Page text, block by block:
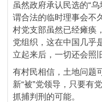
虽然政府承认民选的“
谓合法的临时理事会不
村党支部虽然已经瘫痪
党组织，这在中国几乎
立起来后，一切还会照
有村民相信，土地问题
新“被”党领导，只要有
抓捕判刑的可能。